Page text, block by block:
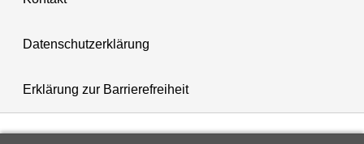
Datenschutzerklärung
Erklärung zur Barrierefreiheit